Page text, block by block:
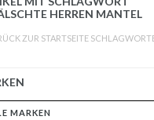
HERREN MANTEL
ZUR STARTSEITE